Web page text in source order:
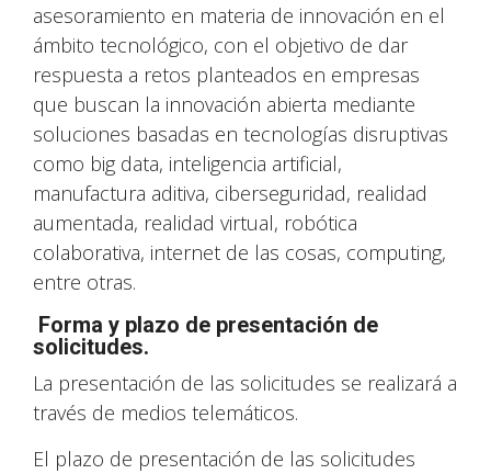
asesoramiento en materia de innovación en el
ámbito tecnológico, con el objetivo de dar
respuesta a retos planteados en empresas
que buscan la innovación abierta mediante
soluciones basadas en tecnologías disruptivas
como big data, inteligencia artificial,
manufactura aditiva, ciberseguridad, realidad
aumentada, realidad virtual, robótica
colaborativa, internet de las cosas, computing,
entre otras.
Forma y plazo de presentación de
solicitudes.
La presentación de las solicitudes se realizará a
través de medios telemáticos.
El plazo de presentación de las solicitudes